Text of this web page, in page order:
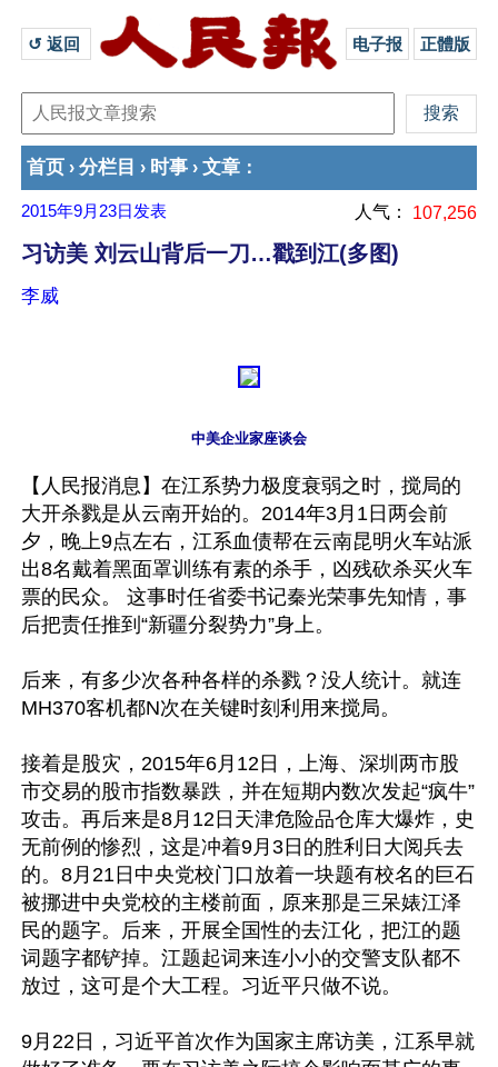
↺ 返回 电子报 正體版
首页 › 分栏目 › 时事 › 文章 ：
2015年9月23日 发表 人气： 107,256
习访美 刘云山背后一刀…戳到江(多图)
李威
中美企业家座谈会
【人民报消息】在江系势力极度衰弱之时，搅局的
大开杀戮是从云南开始的。2014年3月1日两会前
夕，晚上9点左右，江系血债帮在云南昆明火车站派
出8名戴着黑面罩训练有素的杀手，凶残砍杀买火车
票的民众。 这事时任省委书记秦光荣事先知情，事
后把责任推到“新疆分裂势力”身上。
后来，有多少次各种各样的杀戮？没人统计。就连
MH370客机都N次在关键时刻利用来搅局。
接着是股灾，2015年6月12日，上海、深圳两市股
市交易的股市指数暴跌，并在短期内数次发起“疯牛”
攻击。再后来是8月12日天津危险品仓库大爆炸，史
无前例的惨烈，这是冲着9月3日的胜利日大阅兵去
的。8月21日中央党校门口放着一块题有校名的巨石
被挪进中央党校的主楼前面，原来那是三呆婊江泽
民的题字。后来，开展全国性的去江化，把江的题
词题字都铲掉。江题起词来连小小的交警支队都不
放过，这可是个大工程。习近平只做不说。
9月22日，习近平首次作为国家主席访美，江系早就